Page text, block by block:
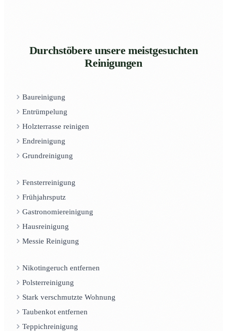
Durchstöbere unsere meistgesuchten
Reinigungen
Baureinigung
Entrümpelung
Holzterrasse reinigen
Endreinigung
Grundreinigung
Fensterreinigung
Frühjahrsputz
Gastronomiereinigung
Hausreinigung
Messie Reinigung
Nikotingeruch entfernen
Polsterreinigung
Stark verschmutzte Wohnung
Taubenkot entfernen
Teppichreinigung